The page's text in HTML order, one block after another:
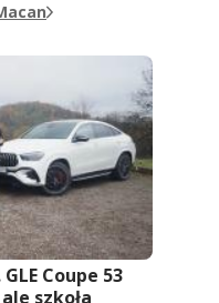
Coupe 53
szkoła